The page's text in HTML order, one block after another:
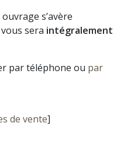
s’avère
sera intégralement
par téléphone ou par
de vente]